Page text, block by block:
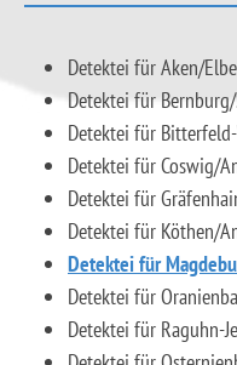
Detektei für Aken/
Detektei für
Detektei für
Detektei für Coswig/
Detektei für
Detektei für Köthen/
Detektei für
Detektei für
Detektei für Raguhn-